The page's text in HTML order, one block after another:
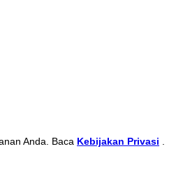
Anda. Baca Kebijakan Privasi